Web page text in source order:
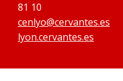
81 10
cenlyo@cervantes.es
lyon.cervantes.es